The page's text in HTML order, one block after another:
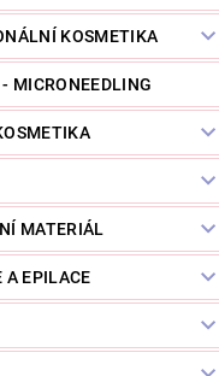
KOSMETIKA
MICRONEEDLING
MATERIÁL
A EPILACE